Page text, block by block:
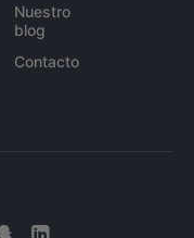
Nuestro
blog
Contacto